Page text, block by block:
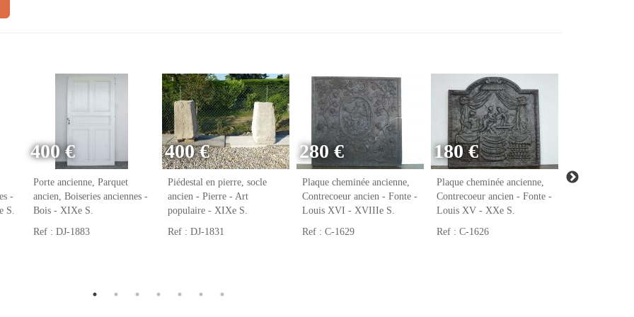
-
S.
400 €
Porte ancienne, Parquet
ancien, Boiseries anciennes -
Bois - XIXe S.
Ref : DJ-1883
400 €
Piédestal en pierre, socle
ancien - Pierre - Art
populaire - XIXe S.
Ref : DJ-1831
280 €
Plaque cheminée ancienne,
Contrecoeur ancien - Fonte -
Louis XVI - XVIIIe S.
Ref : C-1629
180 €
Plaque cheminée ancienne,
Contrecoeur ancien - Fonte -
Louis XV - XXe S.
Ref : C-1626
Fenêtre,